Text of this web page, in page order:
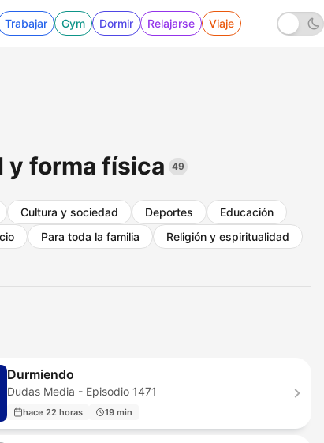
Trabajar Gym Dormir Relajarse Viaje
y forma física 49
Cultura y sociedad Deportes
Educación
Para toda la familia
Religión y espiritualidad
Durmiendo
Dudas Media - Episodio 1471
hace 22 horas 19 min